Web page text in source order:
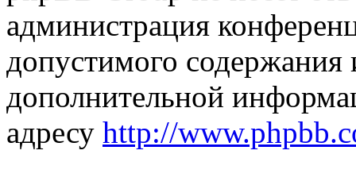
администрация
допустимого
дополнительной
адресу http://